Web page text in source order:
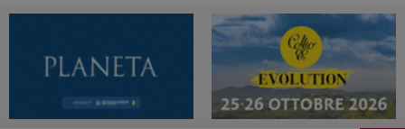
DICONO DI NOI
WINENEWS TV